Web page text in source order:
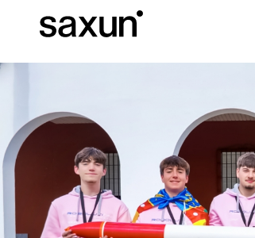
Cassonetti e Tapparelle Avvolgibili
Download
Chi siamo